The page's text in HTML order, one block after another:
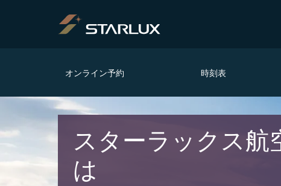
オンライン予約 時刻表
スターラックス航
は